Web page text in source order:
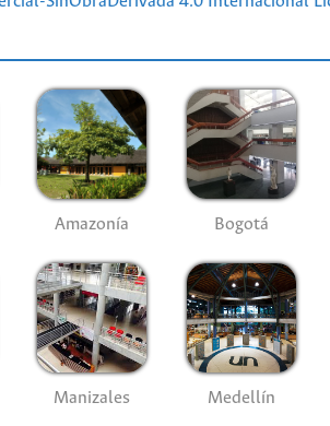
Amazonía Bogotá
Manizales Medellín